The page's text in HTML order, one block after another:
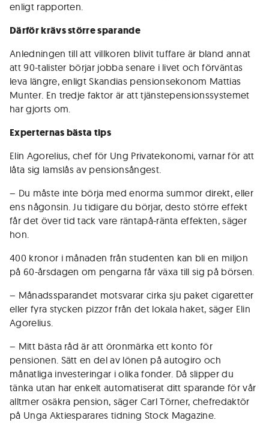
enligt rapporten.
Därför krävs större sparande
Anledningen till att villkoren blivit tuffare är bland annat
att 90-talister börjar jobba senare i livet och förväntas
leva längre, enligt Skandias pensionsekonom Mattias
Munter. En tredje faktor är att tjänstepensionssystemet
har gjorts om.
Experternas bästa tips
Elin Agorelius, chef för Ung Privatekonomi, varnar för att
låta sig lamslås av pensionsångest.
– Du måste inte börja med enorma summor direkt, eller
ens någonsin. Ju tidigare du börjar, desto större effekt
får det över tid tack vare räntapå-ränta effekten, säger
hon.
400 kronor i månaden från studenten kan bli en miljon
på 60-årsdagen om pengarna får växa till sig på börsen.
– Månadssparandet motsvarar cirka sju paket cigaretter
eller fyra stycken pizzor från det lokala haket, säger Elin
Agorelius.
– Mitt bästa råd är att öronmärka ett konto för
pensionen. Sätt en del av lönen på autogiro och
månatliga investeringar i olika fonder. Då slipper du
tänka utan har enkelt automatiserat ditt sparande för vår
alltmer osäkra pension, säger Carl Törner, chefredaktör
på Unga Aktiesparares tidning Stock Magazine.